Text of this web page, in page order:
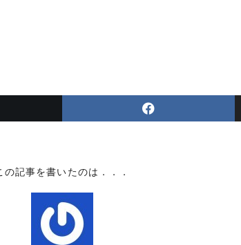
の記事を書いたのは．．．